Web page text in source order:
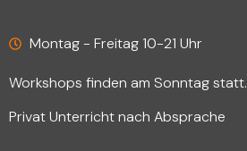
Montag - Freitag 10-21 Uhr
Workshops finden am Sonntag statt.
Privat Unterricht nach Absprache